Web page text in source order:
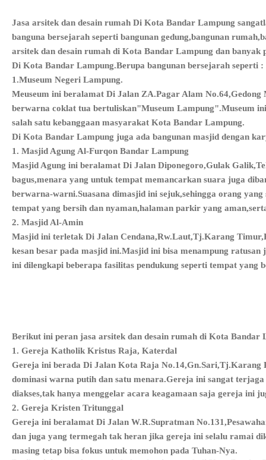
Jasa arsitek dan desain rumah Di Kota Bandar Lampung
banguna bersejarah seperti bangunan gedung,bangunan
arsitek dan desain rumah di Kota Bandar Lampung dan
Di Kota Bandar Lampung.Berupa bangunan bersejarah seperti :
1.Museum Negeri Lampung.
Meuseum ini beralamat Di Jalan ZA.Pagar Alam
berwarna coklat tua bertuliskan"Museum Lampung".Museum
salah satu kebanggaan masyarakat Kota Bandar Lampung.
Di Kota Bandar Lampung juga ada bangunan masjid dengan
1. Masjid Agung Al-Furqon Bandar Lampung
Masjid Agung ini beralamat Di Jalan Diponegoro,Gulak
bagus,menara yang untuk tempat memancarkan suara juga
berwarna-warni.Suasana dimasjid ini sejuk,sehingga orang
tempat yang bersih dan nyaman,halaman parkir yang
2. Masjid Al-Amin
Masjid ini terletak Di Jalan Cendana,Rw.Laut,Tj.Karang
kesan besar pada masjid ini.Masjid ini bisa menampung
ini dilengkapi beberapa fasilitas pendukung seperti tempat yang
Berikut ini peran jasa arsitek dan desain rumah di Kota Bandar
1. Gereja Katholik Kristus Raja, Katerdal
Gereja ini berada Di Jalan Kota Raja No.14,Gn.Sari,Tj.Karang
dominasi warna putih dan satu menara.Gereja ini sangat
diakses,tak hanya menggelar acara keagamaan saja gereja ini
2. Gereja Kristen Tritunggal
Gereja ini beralamat Di Jalan W.R.Supratman
dan juga yang termegah tak heran jika gereja ini selalu ramai
masing tetap bisa fokus untuk memohon pada Tuhan-Nya.